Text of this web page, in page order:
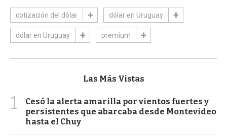
cotización del dólar dólar en Uruguay
dólar en Uruguay premium
Las Más Vistas
1
Cesó la alerta amarilla por vientos fuertes y
persistentes que abarcaba desde Montevideo
hasta el Chuy